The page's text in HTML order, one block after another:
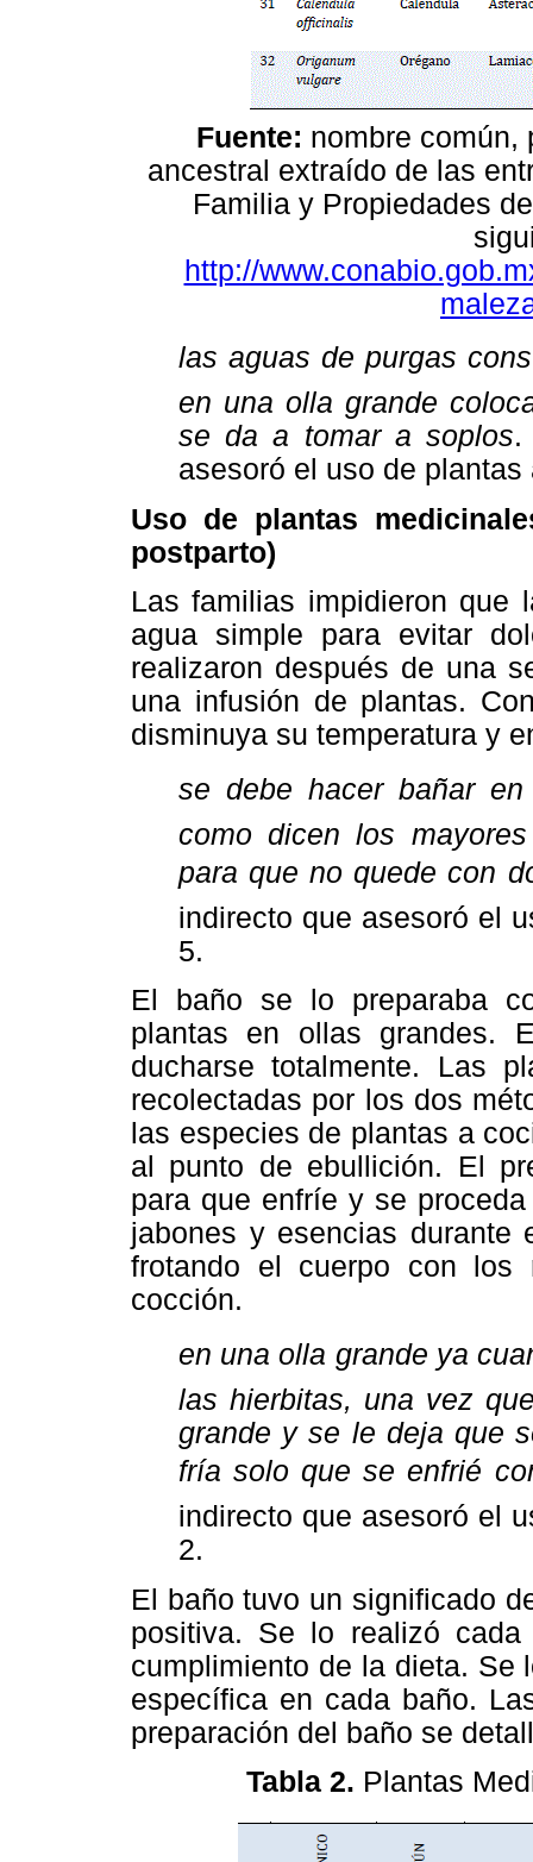
Fuente: nombre común,
ancestral extraído de las
Familia y Propiedades
http://
las aguas de purgas
en una olla grande
se da a tomar a soplos.
asesoró el uso de
Uso de plantas
postparto)
Las familias impidieron que
agua simple para evitar
realizaron después de una
una infusión de plantas.
disminuya su temperatura y
se debe hacer bañar
como dicen los
para que no quede con
indirecto que asesoró el
5.
El baño se lo preparaba
plantas en ollas grandes.
ducharse totalmente. Las
recolectadas por los dos
las especies de plantas a
al punto de ebullición. El
para que enfríe y se
jabones y esencias durante
frotando el cuerpo con los
cocción.
en una olla grande ya
las hierbitas, una vez
grande y se le deja que
fría solo que se enfrié
indirecto que asesoró el
2.
El baño tuvo un significado
positiva. Se lo realizó
cumplimiento de la dieta. Se
específica en cada baño.
preparación del baño se
Tabla 2. Plantas